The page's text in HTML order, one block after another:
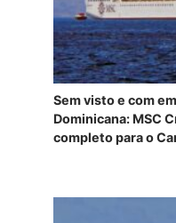
Sem visto e com
Dominicana: MSC
completo para o